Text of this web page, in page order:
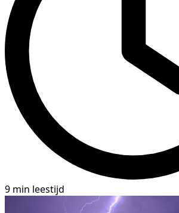
9 min leestijd